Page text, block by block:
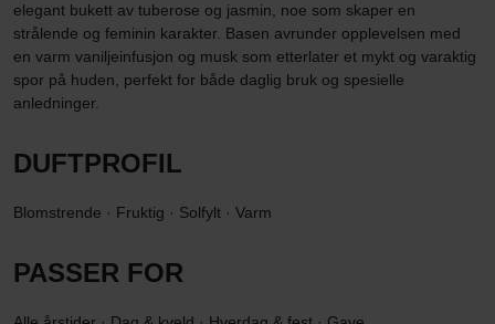
elegant bukett av tuberose og jasmin, noe som skaper en
strålende og feminin karakter. Basen avrunder opplevelsen med
en varm vaniljeinfusjon og musk som etterlater et mykt og varaktig
spor på huden, perfekt for både daglig bruk og spesielle
anledninger.
DUFTPROFIL
Blomstrende · Fruktig · Solfylt · Varm
PASSER FOR